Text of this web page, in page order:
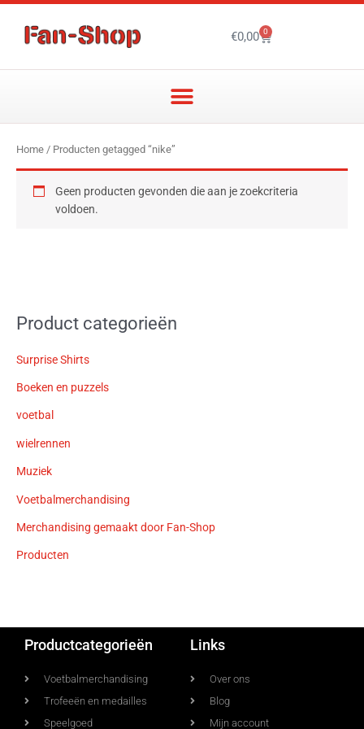
Ga
€0,00 0
Winkelwagen
Home / Producten getagged “nike”
Geen producten gevonden die aan je zoekcriteria
voldoen.
Product categorieën
Surprise Shirts
Boeken en puzzels
voetbal
wielrennen
Muziek
Voetbalmerchandising
Merchandising gemaakt door Fan-Shop
Producten
Productcategorieën
Voetbalmerchandising
Trofeeën en medailles
Speelgoed
Links
Over ons
Blog
Mijn account